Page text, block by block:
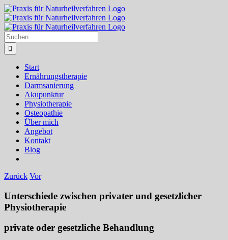
Zum
Inhalt
springen
Suche
nach:
Start
Ernährungstherapie
Darmsanierung
Akupunktur
Physiotherapie
Osteopathie
Über mich
Angebot
Kontakt
Blog
Zurück Vor
Unterschiede zwischen privater und gesetzlicher
Physiotherapie
private oder gesetzliche Behandlung